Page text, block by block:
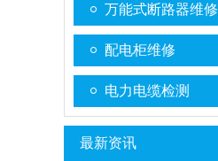
万能式断路器维修
配电柜维修
电力电缆检测
最新资讯